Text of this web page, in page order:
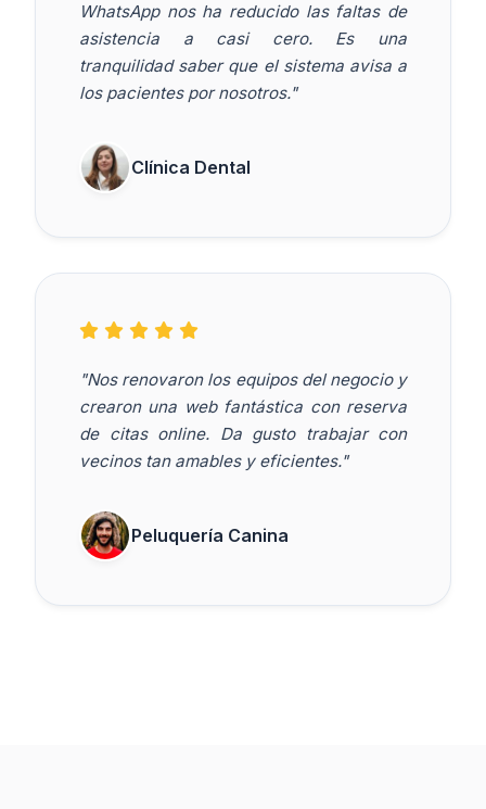
WhatsApp nos ha reducido las faltas de
asistencia a casi cero. Es una
tranquilidad saber que el sistema avisa a
los pacientes por nosotros."
Clínica Dental
"Nos renovaron los equipos del negocio y
crearon una web fantástica con reserva
de citas online. Da gusto trabajar con
vecinos tan amables y eficientes."
Peluquería Canina